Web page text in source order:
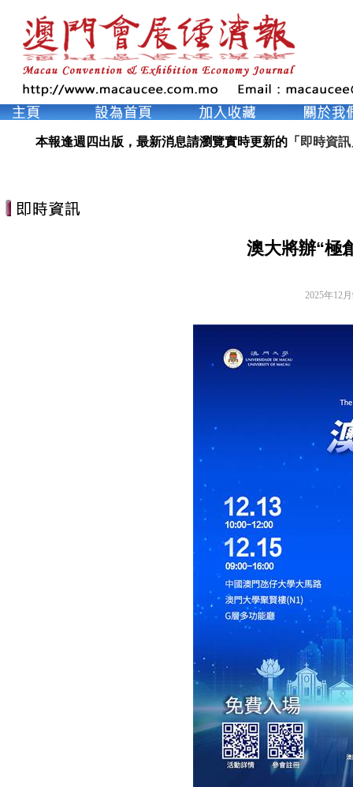
本報逢週四出版，最新消息請瀏覽實時更新的「 即時資訊
澳大將辦“極
2025年12